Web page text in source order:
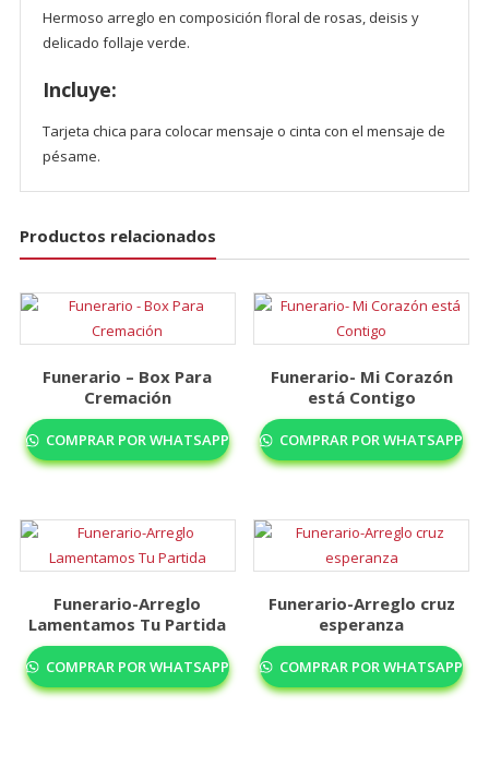
Hermoso arreglo en composición floral de rosas, deisis y
delicado follaje verde.
Incluye:
Tarjeta chica para colocar mensaje o cinta con el mensaje de
pésame.
Productos relacionados
Funerario – Box Para
Cremación
COMPRAR POR WHATSAPP
Funerario- Mi Corazón
está Contigo
COMPRAR POR WHATSAPP
Funerario-Arreglo
Lamentamos Tu Partida
COMPRAR POR WHATSAPP
Funerario-Arreglo cruz
esperanza
COMPRAR POR WHATSAPP